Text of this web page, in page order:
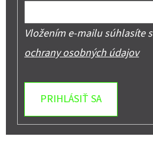
Vložením e-mailu súhlasíte s
ochrany osobných údajov
PRIHLÁSIŤ SA